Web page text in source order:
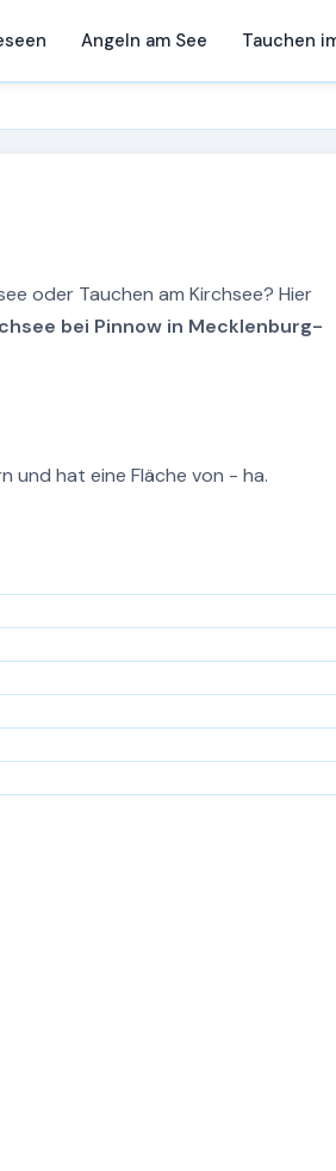
Angeln am See Tauchen
oder Tauchen am Kirchsee? Hier
bei Pinnow in Mecklenburg-
und hat eine Fläche von - ha.